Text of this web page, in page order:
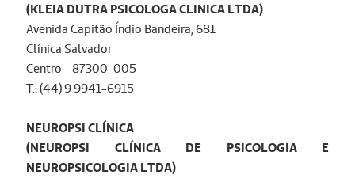
(KLEIA DUTRA PSICOLOGA CLINICA LTDA)
Avenida Capitão Índio Bandeira, 681
Clínica Salvador
Centro - 87300-005
T.: (44) 9 9941-6915
NEUROPSI CLÍNICA
(NEUROPSI CLÍNICA DE PSICOLOGIA E
NEUROPSICOLOGIA LTDA)